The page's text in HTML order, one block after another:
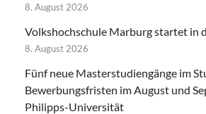
8. August 2026
Volkshochschule Marburg startet in
8. August 2026
Fünf neue Masterstudiengänge im
Bewerbungsfristen im August und
Philipps-Universität